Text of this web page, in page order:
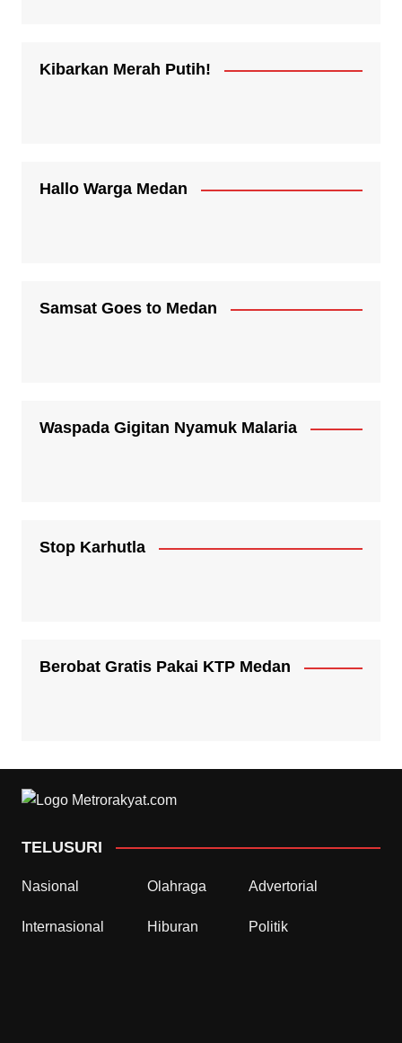
Kibarkan Merah Putih!
Hallo Warga Medan
Samsat Goes to Medan
Waspada Gigitan Nyamuk Malaria
Stop Karhutla
Berobat Gratis Pakai KTP Medan
TELUSURI
Nasional Olahraga Advertorial
Internasional Hiburan Politik